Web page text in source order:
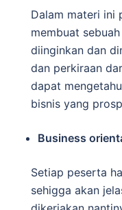
Dalam materi ini
membuat
diinginkan dan
dan perkiraan
dapat
bisnis yang
Business
Setiap peserta
sehigga akan